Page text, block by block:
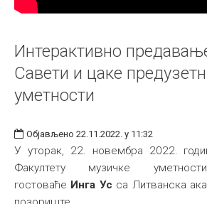
Интерактивно
Савети и цаке
уметности
Објављено 22.11.2022. у 11:32
У уторак, 22. новембра 2022.
Факултету музичке
гостоваће Инга Ус са Литванска